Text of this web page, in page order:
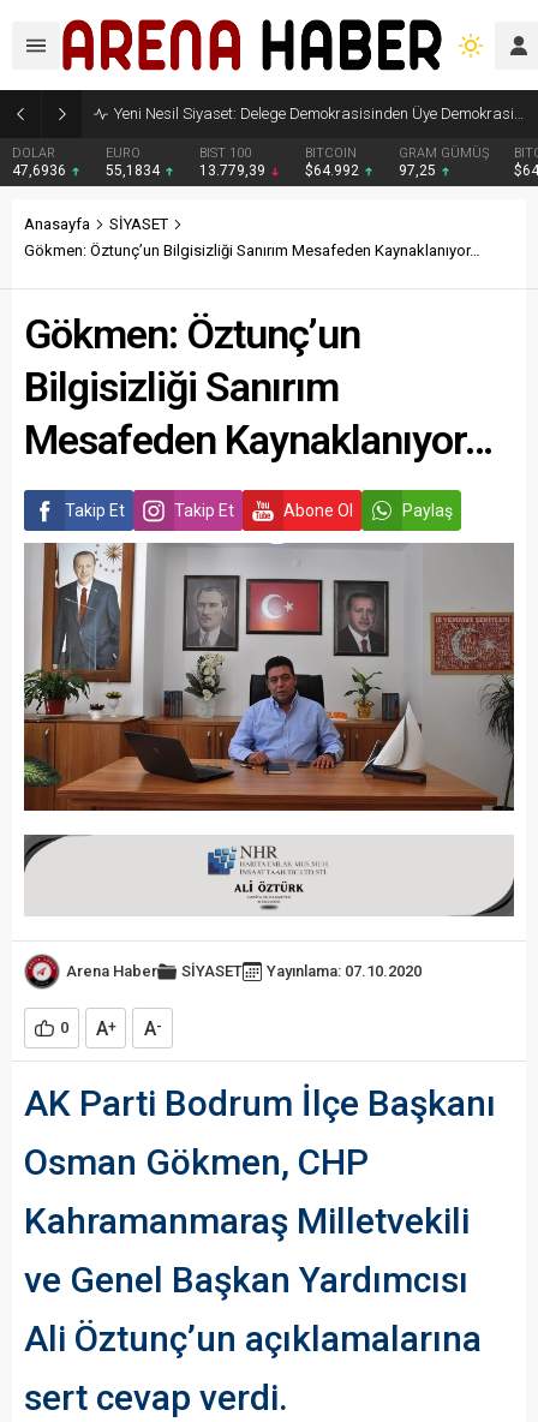
Yeni Nesil Siyaset: Delege Demokrasisinden Üye Demokrasisine
DOLAR
47,6936
EURO
55,1834
BIST 100
13.779,39
BITCOIN
$64.992
GRAM GÜMÜŞ
97,25
Anasayfa
SİYASET
Gökmen: Öztunç’un Bilgisizliği Sanırım Mesafeden Kaynaklanıyor…
Gökmen: Öztunç’un
Bilgisizliği Sanırım
Mesafeden Kaynaklanıyor…
Takip Et Takip Et Abone Ol Paylaş
Arena Haber SİYASET Yayınlama: 07.10.2020
0 A+ A-
AK Parti Bodrum İlçe Başkanı
Osman Gökmen, CHP
Kahramanmaraş Milletvekili
ve Genel Başkan Yardımcısı
Ali Öztunç’un açıklamalarına
sert cevap verdi.